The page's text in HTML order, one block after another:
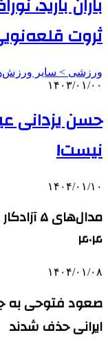
باران بارید،
ثروت
ورزشی > سایر
۱۴۰۳/۰۱/۰۰
حسن یزدانی
نیست!
۱۴۰۴/۰۱/۱۰
مدال‌های
۴۰۴
۱۴۰۴/۰۱/۰۸
ایرانی حذف شدند